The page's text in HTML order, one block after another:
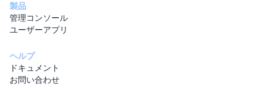
製品
管理コンソール
ユーザーアプリ
ヘルプ
ドキュメント
お問い合わせ